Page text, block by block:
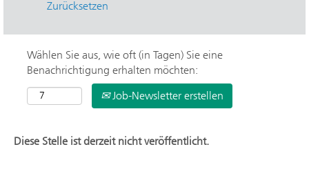
Zurücksetzen
Wählen Sie aus, wie oft (in Tagen) Sie eine
Benachrichtigung erhalten möchten:
Job-Newsletter erstellen
Diese Stelle ist derzeit nicht veröffentlicht.